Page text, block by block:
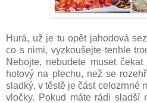
Hurá, už je tu opět jahodová
co s nimi, vyzkoušejte tenhle
Nebojte, nebudete muset
hotový na plechu, než se
sladký, v těstě je část celozrnné
vločky. Pokud máte rádi sladší